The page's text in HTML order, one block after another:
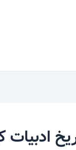
ادبیات